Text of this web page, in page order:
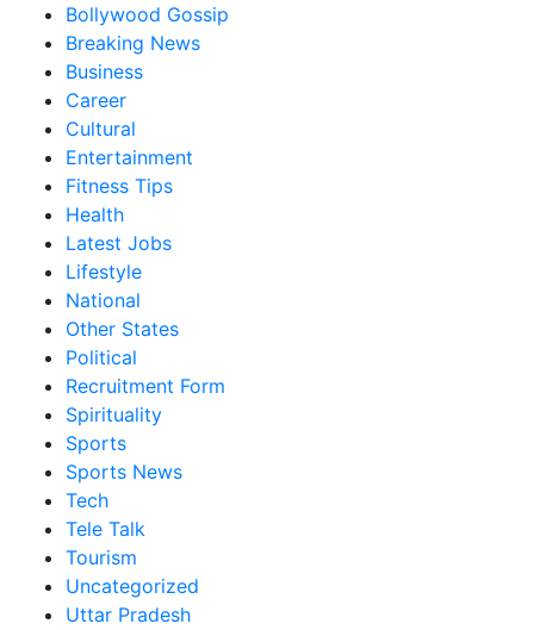
Bollywood Gossip
Breaking News
Business
Career
Cultural
Entertainment
Fitness Tips
Health
Latest Jobs
Lifestyle
National
Other States
Political
Recruitment Form
Spirituality
Sports
Sports News
Tech
Tele Talk
Tourism
Uncategorized
Uttar Pradesh